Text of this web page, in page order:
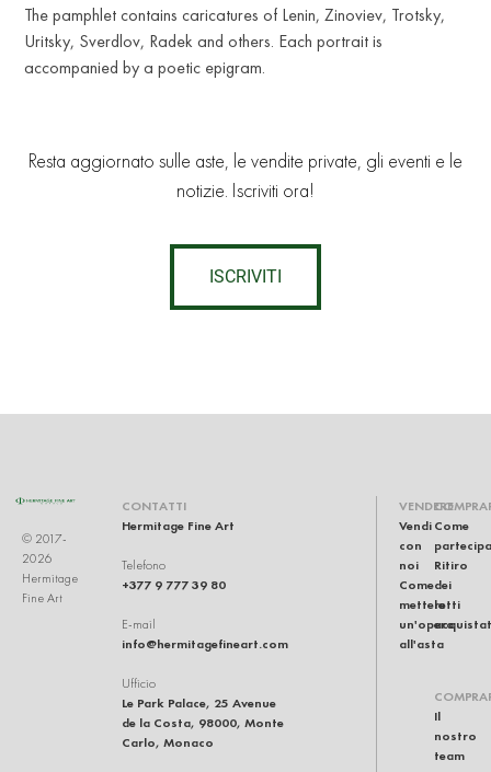
The pamphlet contains caricatures of Lenin, Zinoviev, Trotsky,
Uritsky, Sverdlov, Radek and others. Each portrait is
accompanied by a poetic epigram.
Resta aggiornato sulle aste, le vendite private, gli eventi e le
notizie. Iscriviti ora!
ISCRIVITI
© 2017-
2026
Hermitage
Fine Art
CONTATTI
Hermitage Fine Art
Telefono
+377 9 777 39 80
E-mail
info@hermitagefineart.com
Ufficio
Le Park Palace, 25 Avenue
de la Costa, 98000, Monte
Carlo, Monaco
VENDERE
Vendi
con
noi
Come
mettere
un'opera
all'asta
Come
Ritiro
dei
lotti
Il
nostro
team